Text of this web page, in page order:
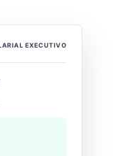
EXECUTIVO